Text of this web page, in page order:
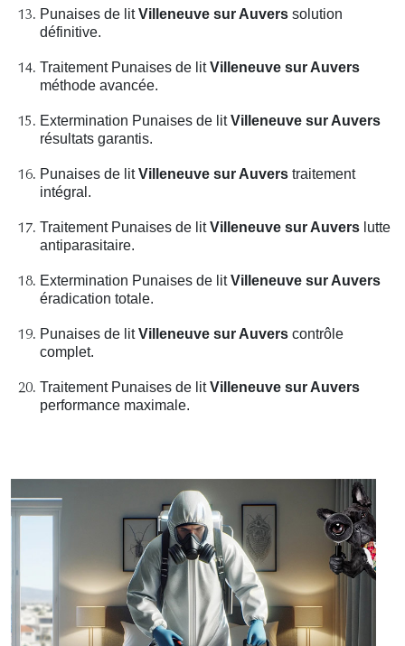
Punaises de litVilleneuve sur Auvers solution
définitive.
Traitement Punaises de litVilleneuve sur Auvers
méthode avancée.
Extermination Punaises de litVilleneuve sur Auvers
résultats garantis.
Punaises de litVilleneuve sur Auvers traitement
intégral.
Traitement Punaises de litVilleneuve sur Auvers lutte
antiparasitaire.
Extermination Punaises de litVilleneuve sur Auvers
éradication totale.
Punaises de litVilleneuve sur Auvers contrôle
complet.
Traitement Punaises de litVilleneuve sur Auvers
performance maximale.